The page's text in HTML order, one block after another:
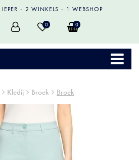
IEPER 2 WINKELS 1 WEBSHOP
0 0
Kledij Broek Broek